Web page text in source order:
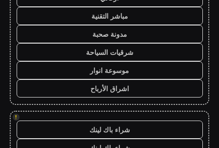
مباشر التقنية
مدونة صحبة
شرقيات السياحة
موسوعة انوار
اشراق الأرباح
!
شراء باك لينك